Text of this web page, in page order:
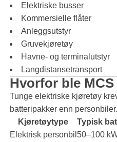
Elektriske busser
Kommersielle flåter
Anleggsutstyr
Gruvekjøretøy
Havne- og terminalutstyr
Langdistansetransport
Hvorfor ble
Tunge elektriske kjøretøy
batteripakker enn personbiler.
Kjøretøytype
Typisk
Elektrisk personbil 50–100